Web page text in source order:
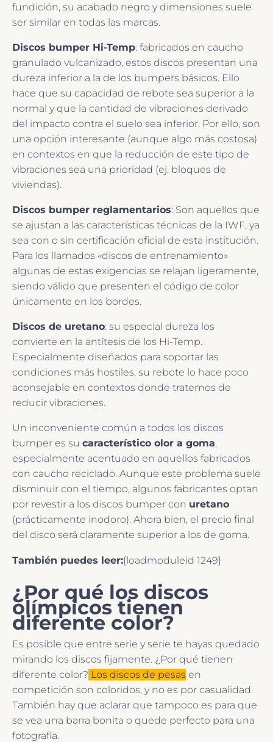
fundición, su acabado negro y dimensiones suele
ser similar en todas las marcas.
Discos bumper Hi-Temp: fabricados en caucho
granulado vulcanizado, estos discos presentan una
dureza inferior a la de los bumpers básicos. Ello
hace que su capacidad de rebote sea superior a la
normal y que la cantidad de vibraciones derivado
del impacto contra el suelo sea inferior. Por ello, son
una opción interesante (aunque algo más costosa)
en contextos en que la reducción de este tipo de
vibraciones sea una prioridad (ej. bloques de
viviendas).
Discos bumper reglamentarios: Son aquellos que
se ajustan a las características técnicas de la IWF, ya
sea con o sin certificación oficial de esta institución.
Para los llamados «discos de entrenamiento»
algunas de estas exigencias se relajan ligeramente,
siendo válido que presenten el código de color
únicamente en los bordes.
Discos de uretano: su especial dureza los
convierte en la antítesis de los Hi-Temp.
Especialmente diseñados para soportar las
condiciones más hostiles, su rebote lo hace poco
aconsejable en contextos donde tratemos de
reducir vibraciones.
Un inconveniente común a todos los discos
bumper es su característico olor a goma,
especialmente acentuado en aquellos fabricados
con caucho reciclado. Aunque este problema suele
disminuir con el tiempo, algunos fabricantes optan
por revestir a los discos bumper con uretano
(prácticamente inodoro). Ahora bien, el precio final
del disco será claramente superior a los de goma.
También puedes leer:{loadmoduleid 1249}
¿Por qué los discos
olímpicos tienen
diferente color?
Es posible que entre serie y serie te hayas quedado
mirando los discos fijamente. ¿Por qué tienen
diferente color? Los discos de pesas en
competición son coloridos, y no es por casualidad.
También hay que aclarar que tampoco es para que
se vea una barra bonita o quede perfecto para una
fotografía.